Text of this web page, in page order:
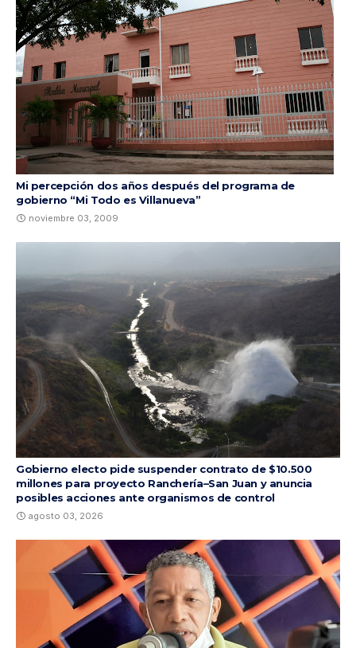
Mi percepción dos años después del programa de
gobierno “Mi Todo es Villanueva”
noviembre 03, 2009
Gobierno electo pide suspender contrato de $10.500
millones para proyecto Ranchería–San Juan y anuncia
posibles acciones ante organismos de control
agosto 03, 2026